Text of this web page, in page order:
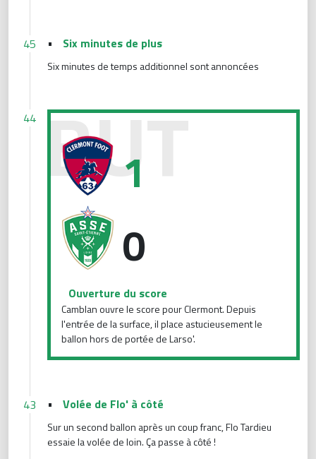
45 • Six minutes de plus
Six minutes de temps additionnel sont annoncées
44 Ouverture du score
1
0
Ouverture du score
Camblan ouvre le score pour Clermont. Depuis
l'entrée de la surface, il place astucieusement le
ballon hors de portée de Larso'.
43 • Volée de Flo' à côté
Sur un second ballon après un coup franc, Flo Tardieu
essaie la volée de loin. Ça passe à côté !